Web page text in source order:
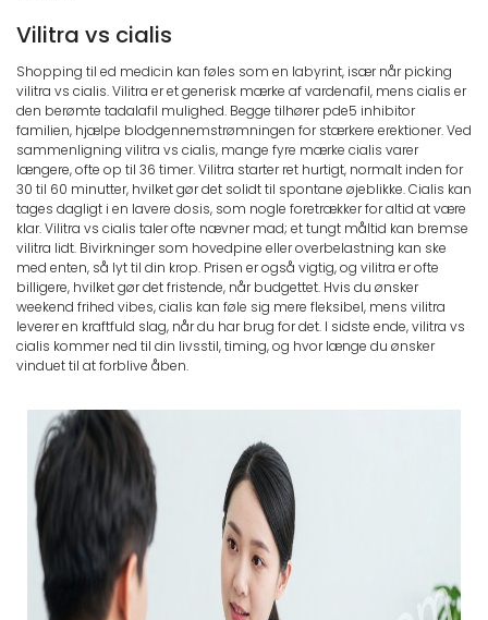
Vilitra vs cialis
Shopping til ed medicin kan føles som en labyrint, især når picking
vilitra vs cialis. Vilitra er et generisk mærke af vardenafil, mens cialis er
den berømte tadalafil mulighed. Begge tilhører pde5 inhibitor
familien, hjælpe blodgennemstrømningen for stærkere erektioner. Ved
sammenligning vilitra vs cialis, mange fyre mærke cialis varer
længere, ofte op til 36 timer. Vilitra starter ret hurtigt, normalt inden for
30 til 60 minutter, hvilket gør det solidt til spontane øjeblikke. Cialis kan
tages dagligt i en lavere dosis, som nogle foretrækker for altid at være
klar. Vilitra vs cialis taler ofte nævner mad; et tungt måltid kan bremse
vilitra lidt. Bivirkninger som hovedpine eller overbelastning kan ske
med enten, så lyt til din krop. Prisen er også vigtig, og vilitra er ofte
billigere, hvilket gør det fristende, når budgettet. Hvis du ønsker
weekend frihed vibes, cialis kan føle sig mere fleksibel, mens vilitra
leverer en kraftfuld slag, når du har brug for det. I sidste ende, vilitra vs
cialis kommer ned til din livsstil, timing, og hvor længe du ønsker
vinduet til at forblive åben.